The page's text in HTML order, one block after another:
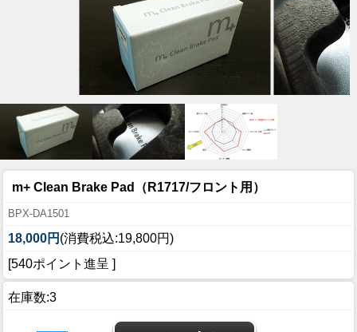
m+ Clean Brake Pad（R1717/フロント用）
BPX-DA1501
18,000円 (消費税込:19,800円)
[540ポイント進呈 ]
在庫数:3